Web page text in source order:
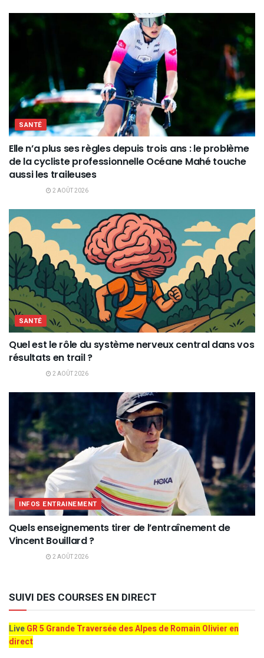
SANTÉ
Elle n’a plus ses règles depuis trois ans : le problème
de la cycliste professionnelle Océane Mahé touche
aussi les traileuses
2 AOÛT 2026
SANTÉ
Quel est le rôle du système nerveux central dans vos
résultats en trail ?
2 AOÛT 2026
INFOS ENTRAINEMENT
Quels enseignements tirer de l’entraînement de
Vincent Bouillard ?
2 AOÛT 2026
SUIVI DES COURSES EN DIRECT
LiveGR 5 Grande Traversée des Alpes de Romain Olivier en
direct